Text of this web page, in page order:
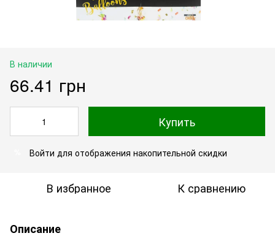
В наличии
66.41 грн
Купить
Войти для отображения накопительной скидки
В избранное К сравнению
Описание